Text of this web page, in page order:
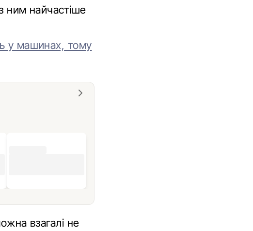
ним найчастіше
у машинах, тому
взагалі не